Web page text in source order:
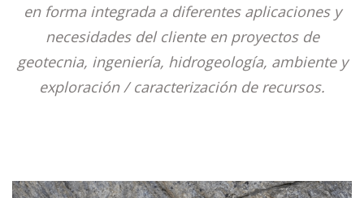
en forma integrada a diferentes aplicaciones y
necesidades del cliente en proyectos de
geotecnia, ingeniería, hidrogeología, ambiente y
exploración / caracterización de recursos.